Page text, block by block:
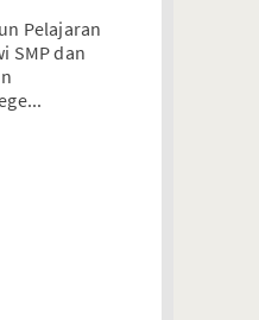
Pelajaran
SMP dan